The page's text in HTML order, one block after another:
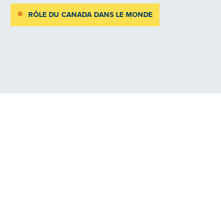
RÔLE DU CANADA DANS LE MONDE